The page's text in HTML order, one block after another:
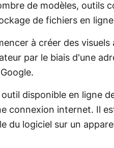
de modèles, outils
de fichiers en
à créer des
par le biais d'une
outil disponible en ligne
connexion internet. Il
du logiciel sur un